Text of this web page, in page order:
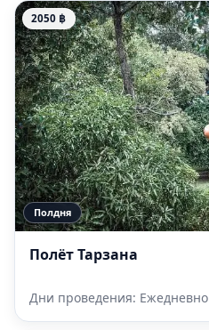
2050 ฿
Полдня
Полёт Тарзана
Дни проведения: Ежедневно